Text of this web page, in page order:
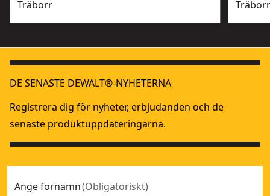
Träborr
DE SENASTE DEWALT®-NYHETERNA
Registrera dig för nyheter, erbjudanden och de
senaste produktuppdateringarna.
Ange förnamn(Obligatoriskt)